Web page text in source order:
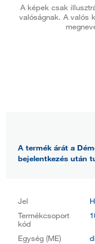
A képek csak
valóságnak. A valós
A termék árát a
bejelentkezés után
Jel
Termékcsoport
kód
Egység (ME)